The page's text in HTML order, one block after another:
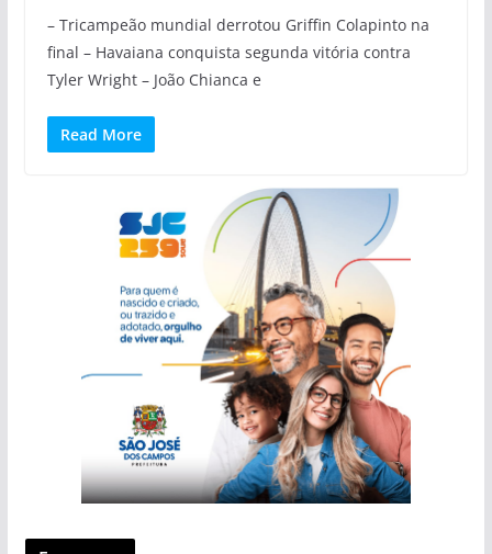
– Tricampeão mundial derrotou Griffin Colapinto na
final – Havaiana conquista segunda vitória contra
Tyler Wright – João Chianca e
Read More